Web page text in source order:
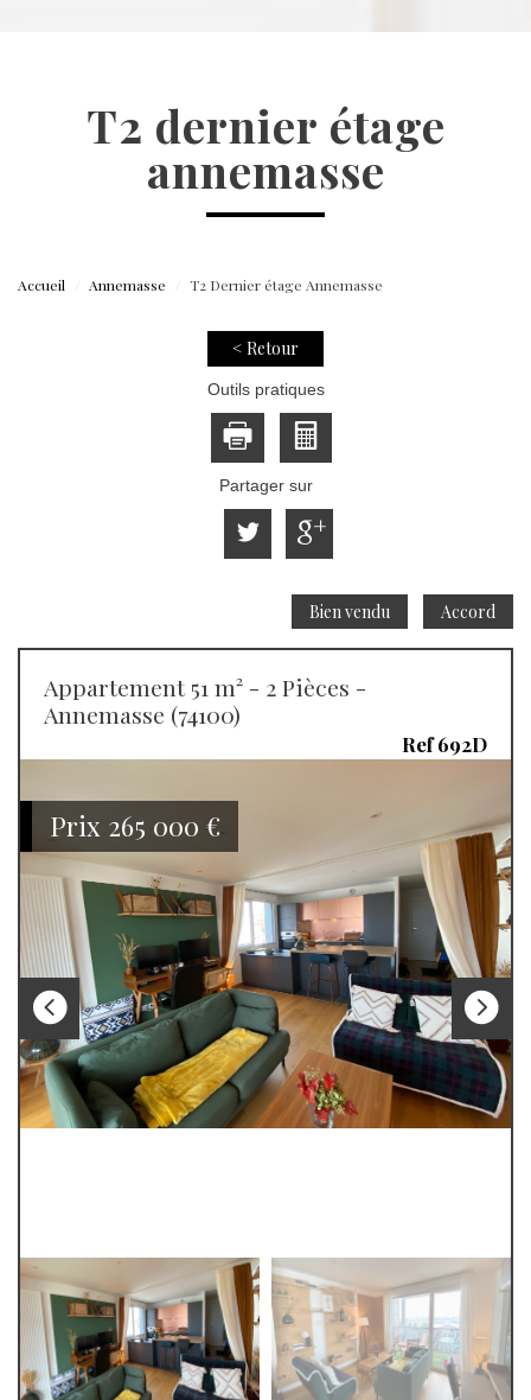
t2 dernier étage
annemasse
Accueil Annemasse T2 Dernier étage Annemasse
< Retour
Outils pratiques
Partager sur
Bien vendu Accord
Appartement 51 m² - 2 Pièces -
Annemasse (74100)
Ref 692D
Prix 265 000 €